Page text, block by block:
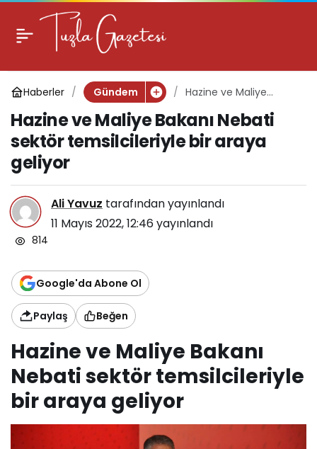
Haberler Gündem
Hazine ve Maliye
temsilcileriyle bir araya
geliyor
Hazine ve Maliye Bakanı Nebati
sektör temsilcileriyle bir araya
geliyor
Ali Yavuz tarafından yayınlandı
11 Mayıs 2022, 12:46yayınlandı
814
Google'da Abone Ol
Paylaş Beğen
Hazine ve Maliye Bakanı
Nebati sektör temsilcileriyle
bir araya geliyor
Hazine ve Maliye
Bakanı Nebati sektör
temsilcileriyle bir araya
geliyor